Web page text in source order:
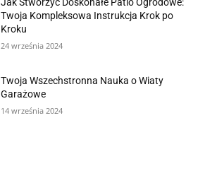
Twoja Kompleksowa Instrukcja Krok po
Kroku
24 września 2024
Twoja Wszechstronna Nauka o Wiaty
Garażowe
14 września 2024